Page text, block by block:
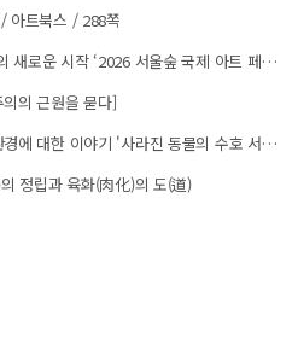
아트북스 / 288쪽
성동미술협회, 문화예술 축제의 새로운 시작 ‘2026 서울숲 국제 아트 페스타’ 개최
의 근원을 묻다]
한국화가 조영순 작가, 지구 환경에 대한 이야기 '사라진 동물의 수호 서사' 개인전 진행 中
정립과 육화(肉化)의 도(道)